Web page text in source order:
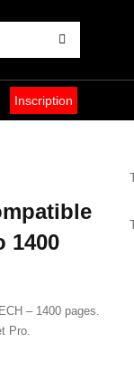
Inscription
1400
– 1400 pages.
Pro.